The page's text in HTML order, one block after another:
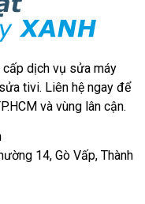
cấp dịch vụ sửa máy
tivi. Liên hệ ngay để
và vùng lân cận.
14, Gò Vấp, Thành